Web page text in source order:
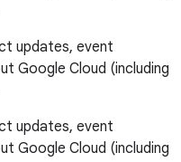
updates, event
Google Cloud (including
updates, event
Google Cloud (including